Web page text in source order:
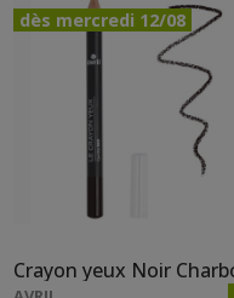
dès mercredi 12/08
Crayon yeux Noir